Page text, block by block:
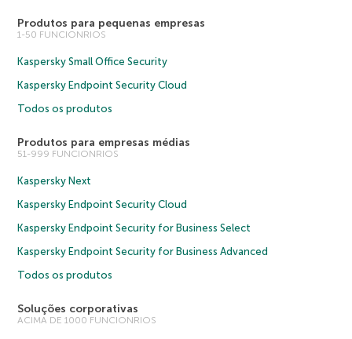
Produtos para pequenas empresas
1-50 FUNCIONRIOS
Kaspersky Small Office Security
Kaspersky Endpoint Security Cloud
Todos os produtos
Produtos para empresas médias
51-999 FUNCIONRIOS
Kaspersky Next
Kaspersky Endpoint Security Cloud
Kaspersky Endpoint Security for Business Select
Kaspersky Endpoint Security for Business Advanced
Todos os produtos
Soluções corporativas
ACIMA DE 1000 FUNCIONRIOS